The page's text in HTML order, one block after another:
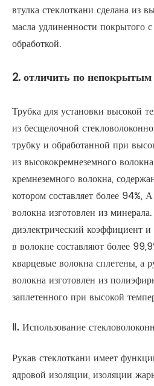
втулка стеклоткани сделана из
масла удлиненности покрытого
обработкой.
2. отличить по непокрытым
Трубка для установки высокой
из бесщелочной
трубку и обработанной при
из высококремнеземного
кремнеземного волокна,
котором составляет более 94%,
волокна изготовлен из
диэлектрический коэффициент и
в волокне составляют более
кварцевые волокна сплетены, а
волокна изготовлен из
заплетенного при высокой
Ⅱ. Использование
Рукав стеклоткани имеет
ядровой изоляции, изоляции